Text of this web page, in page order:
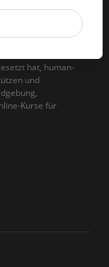
hat, human-
und
Kurse für